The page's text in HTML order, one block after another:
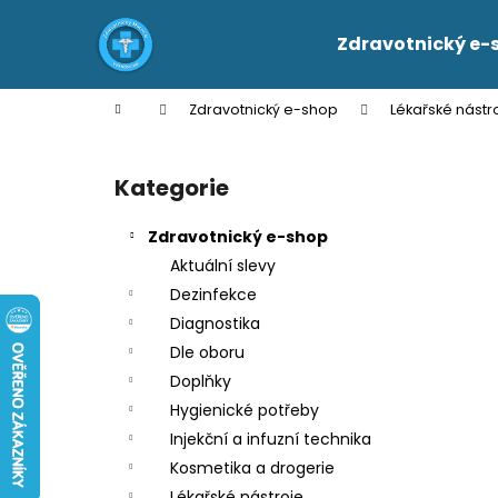
Zdravotnický e-
Domů Zdravotnický e-shop Lékařské
Přeskočit
kategorie
Kategorie
Zdravotnický e-shop
Aktuální slevy
Dezinfekce
Diagnostika
Dle oboru
Doplňky
Hygienické potřeby
Injekční a infuzní technika
Kosmetika a drogerie
í
Zpět
do
Zpět
do